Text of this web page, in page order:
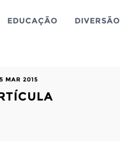
EDUCAÇÃO DIVERSÃO
MAR 2015